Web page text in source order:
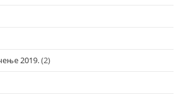
2019.(2)